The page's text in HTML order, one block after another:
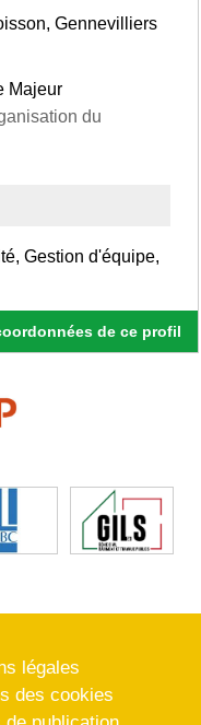
Gennevilliers
Majeur
du
Gestion d'équipe,
de ce profil
légales
des cookies